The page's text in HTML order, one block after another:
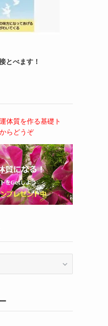
とべます！
体質を作る基礎ト
らどうぞ